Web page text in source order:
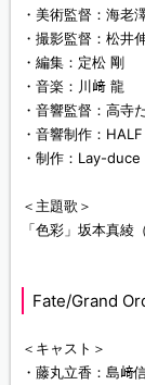
・美術監督：海老
・撮影監督：松井
・編集：定松 剛
・音楽：川﨑 龍
・音響監督：高寺
・音響制作：
・制作：Lay-duce
＜主題歌＞
「色彩」坂本真綾
Fate/Grand
＜キャスト＞
・藤丸立香：島﨑